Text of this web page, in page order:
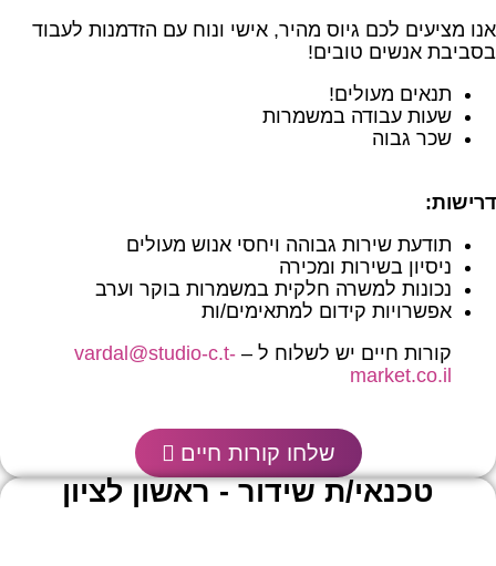
אנו מציעים לכם גיוס מהיר, אישי ונוח עם הזדמנות לעבוד
בסביבת אנשים טובים!
תנאים מעולים!
שעות עבודה במשמרות
שכר גבוה
דרישות:
תודעת שירות גבוהה ויחסי אנוש מעולים
ניסיון בשירות ומכירה
נכונות למשרה חלקית במשמרות בוקר וערב
אפשרויות קידום למתאימים/ות
קורות חיים יש לשלוח ל – vardal@studio-c.t-
market.co.il
שלחו קורות חיים
טכנאי/ת שידור - ראשון לציון